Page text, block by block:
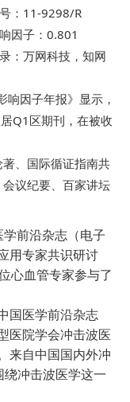
：11-9298/R
因子：0.801
：万网科技，知网
因子年报》显示，
Q1区期刊，在被收
、国际循证指南共
议纪要、百家讲坛
前沿杂志（电子
用专家共识研讨
心血管专家参与了
医学前沿杂志
医院学会冲击波医
来自中国国内外冲
冲击波医学这一